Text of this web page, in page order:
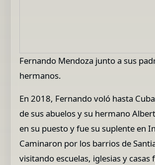
Fernando Mendoza junto a sus
hermanos.
En 2018, Fernando voló hasta
de sus abuelos y su hermano
en su puesto y fue su suplente en
Caminaron por los barrios de
visitando escuelas, iglesias y casas